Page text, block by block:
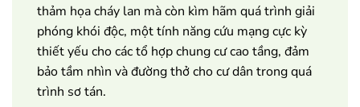
thảm họa cháy lan mà còn kìm hãm quá trình giải
phóng khói độc, một tính năng cứu mạng cực kỳ
thiết yếu cho các tổ hợp chung cư cao tầng, đảm
bảo tầm nhìn và đường thở cho cư dân trong quá
trình sơ tán.